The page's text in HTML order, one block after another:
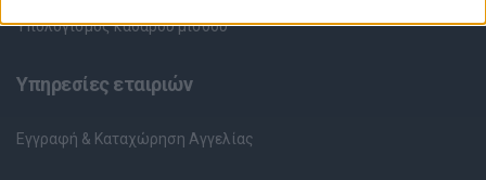
Υπολογισμός καθαρού μισθού
Υπηρεσίες εταιριών
Εγγραφή & Καταχώρηση Αγγελίας